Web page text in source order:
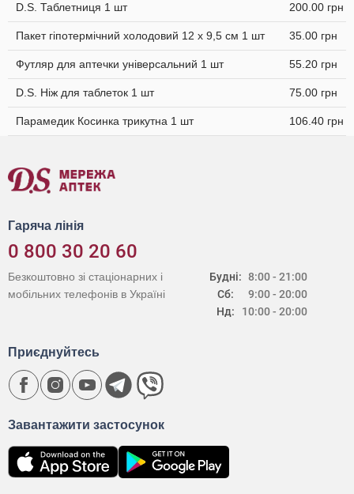
D.S. Таблетниця 1 шт 200.00 грн
Пакет гіпотермічний холодовий 12 x 9,5 см 1 шт 35.00 грн
Футляр для аптечки універсальний 1 шт 55.20 грн
D.S. Ніж для таблеток 1 шт 75.00 грн
Парамедик Косинка трикутна 1 шт 106.40 грн
Гаряча лінія
0 800 30 20 60
Будні:
Сб:
Нд:
8:00 - 21:00
9:00 - 20:00
10:00 - 20:00
Безкоштовно зі стаціонарних і
мобільних телефонів в Україні
Завантажити застосунок
Приєднуйтесь